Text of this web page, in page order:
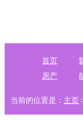
首页
房产
当前的位置是： 主页